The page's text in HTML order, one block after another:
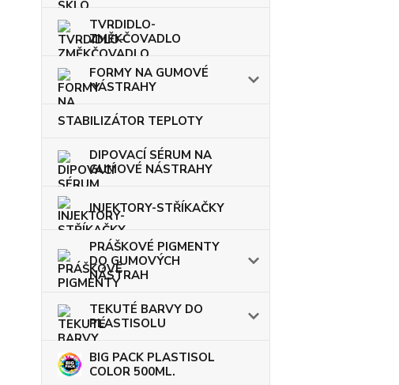
TVRDIDLO-
ZMĚKČOVADLO
FORMY NA GUMOVÉ
NÁSTRAHY
STABILIZÁTOR TEPLOTY
DIPOVACÍ SÉRUM NA
GUMOVÉ NÁSTRAHY
INJEKTORY-STŘÍKAČKY
PRÁŠKOVÉ PIGMENTY
DO GUMOVÝCH
NÁSTRAH
TEKUTÉ BARVY DO
PLASTISOLU
BIG PACK PLASTISOL
COLOR 500ML.